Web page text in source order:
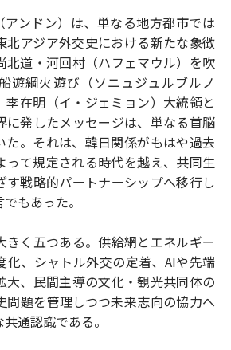
ンドン）は、単なる地方都市では
北アジア外交史における新たな象徴
北道・河回村（ハフェマウル）を吹
遊綱火遊び（ソニュジュルブルノ
李在明（イ・ジェミョン）大統領と
に発したメッセージは、単なる首脳
た。それは、韓日関係がもはや過去
って規定される時代を越え、共同生
す戦略的パートナーシップへ移行し
もあった。
きく五つある。供給網とエネルギー
化、シャトル外交の定着、AIや先端
大、民間主導の文化・観光共同体の
問題を管理しつつ未来志向の協力へ
通認識である。